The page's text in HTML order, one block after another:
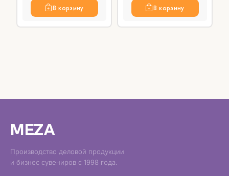
В корзину В корзину
MEZA
Производство деловой продукции
и бизнес сувениров с 1998 года.